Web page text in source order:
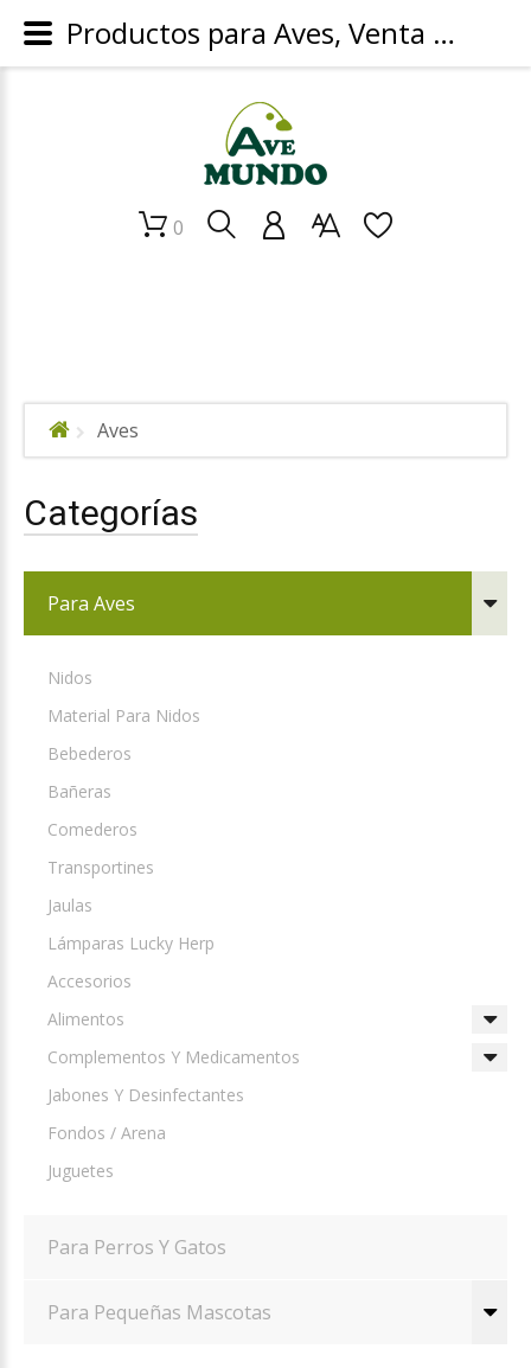
0
Aves
Categorías
Para Aves
Nidos
Material Para Nidos
Bebederos
Bañeras
Comederos
Transportines
Jaulas
Lámparas Lucky Herp
Accesorios
Alimentos
Complementos Y Medicamentos
Jabones Y Desinfectantes
Fondos / Arena
Juguetes
Para Perros Y Gatos
Para Pequeñas Mascotas
Productos para Aves, Venta de Productos para Canarios, Periquitos, Finches y Silvestres en Mexico